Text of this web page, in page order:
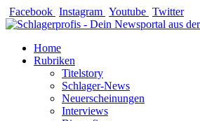
Zum
Inhalt
Facebook Instagram Youtube Twitter
Home
Rubriken
Titelstory
Schlager-News
Neuerscheinungen
Interviews